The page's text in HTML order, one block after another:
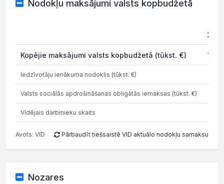
Nodokļu maksājumi valsts kopbudžetā
2025
Kopējie maksājumi valsts kopbudžetā (tūkst. €) 11.98
Iedzīvotāju ienākuma nodoklis (tūkst. €)
Valsts sociālās apdrošināšanas obligātās iemaksas (tūkst. €)
Vidējais darbinieku skaits
Avots: VID Pārbaudīt tiešsaistē VID aktuālo nodokļu samaksu
Nozares